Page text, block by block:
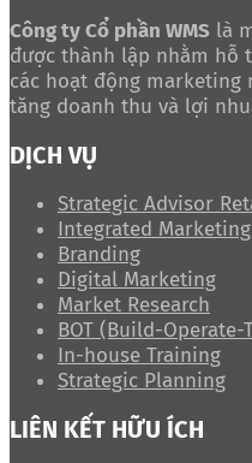
Công ty Cổ phần WMS là
được thành lập nhằm hỗ
các hoạt động marketing
tăng doanh thu và lợi
DỊCH VỤ
Strategic Advisor
Integrated Marketing
Branding
Digital Marketing
Market Research
BOT (Build-Operate-
In-house Training
Strategic Planning
LIÊN KẾT HỮU ÍCH